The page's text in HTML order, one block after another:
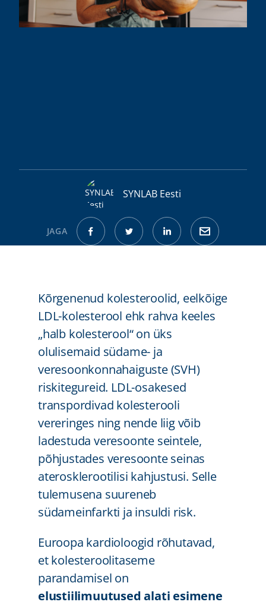
SYNLAB Eesti
JAGA
Kõrgenenud kolesteroolid, eelkõige
LDL-kolesterool ehk rahva keeles
„halb kolesterool“ on üks
olulisemaid südame- ja
veresoonkonnahaiguste (SVH)
riskitegureid. LDL-osakesed
transpordivad kolesterooli
vereringes ning nende liig võib
ladestuda veresoonte seintele,
põhjustades veresoonte seinas
aterosklerootilisi kahjustusi. Selle
tulemusena suureneb
südameinfarkti ja insuldi risk.
Euroopa kardioloogid rõhutavad,
et kolesteroolitaseme
parandamisel on
elustiilimuutused alati esimene